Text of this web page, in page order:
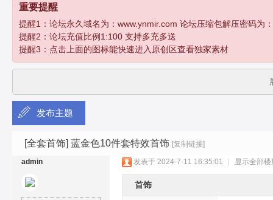
孽
传
重要提醒
提醒1：论坛永久域名为：www.ynmir.com 论坛压缩包解压密码为
提醒2：论坛充值比例1:100 支持多充多送
提醒3：点击上面的图标能快速进入原创区查看独家素材
发布主题
[全套首饰] 蓝金色10件套特效首饰 [复制链接]
admin 发表于 2024-7-11 16:35:01 显示全部楼
首饰